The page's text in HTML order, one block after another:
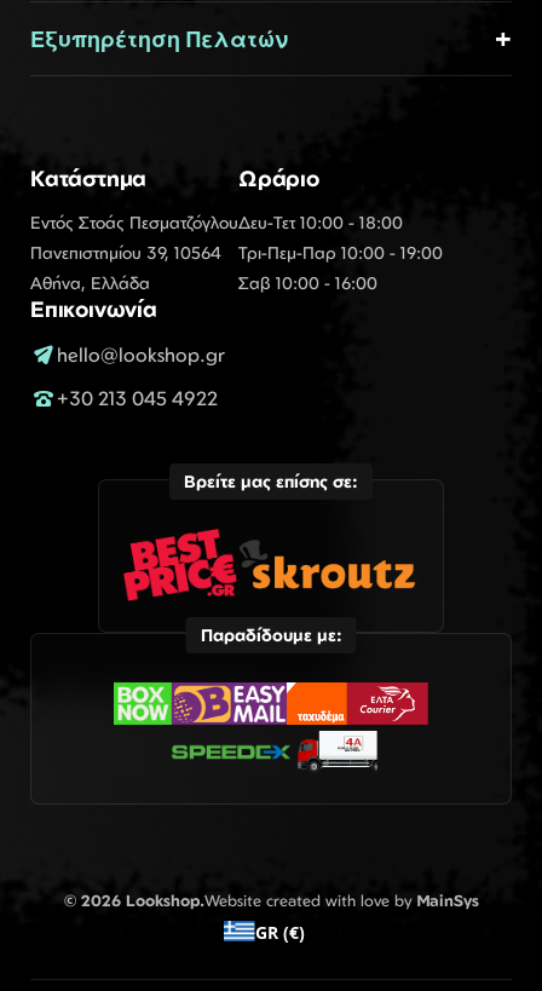
Εξυπηρέτηση Πελατών
Κατάστημα
Εντός Στοάς Πεσματζόγλου
Πανεπιστημίου 39, 10564
Αθήνα, Ελλάδα
Ωράριο
Δευ-Τετ 10:00 - 18:00
Τρι-Πεμ-Παρ 10:00 - 19:00
Σαβ 10:00 - 16:00
Επικοινωνία
hello@lookshop.gr
+30 213 045 4922
Βρείτε μας επίσης σε:
Παραδίδουμε με:
© 2026 Lookshop.Website created with love by MainSys
GR (€)